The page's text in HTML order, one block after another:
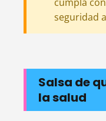
seguridad
Salsa de
la salud